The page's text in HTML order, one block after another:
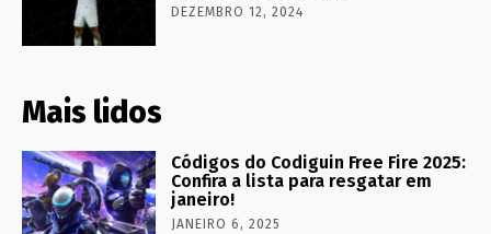
DEZEMBRO 12, 2024
Mais lidos
Códigos do Codiguin Free Fire 2025:
Confira a lista para resgatar em
janeiro!
JANEIRO 6, 2025